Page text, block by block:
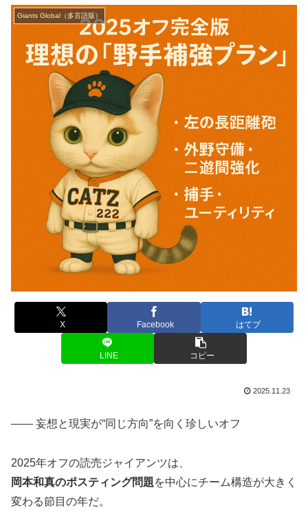
Giants Global（多言語版）
X Facebook はてブ
LINE コピー
2025.11.23
―― 妄想と現実が“同じ方向”を向く珍しいオフ
2025年オフの読売ジャイアンツは、
岡本和真のポスティング問題を中心にチーム構造が大きく
変わる節目の年だ。